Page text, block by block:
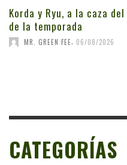
Korda y Ryu, a la caza
de la temporada
MR. GREEN FEE 06/08/2026
CATEGORÍAS